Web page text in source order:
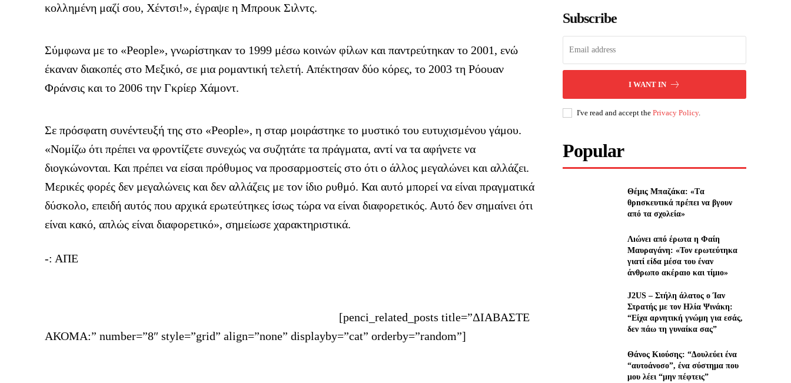
κολλημένη μαζί σου, Χέντσι!», έγραψε η Mπρουκ Σιλντς.
Σύμφωνα με τo «People», γνωρίστηκαν το 1999 μέσω κοινών φίλων και παντρεύτηκαν το 2001, ενώ
έκαναν διακοπές στο Μεξικό, σε μια ρομαντική τελετή. Απέκτησαν δύο κόρες, το 2003 τη Ρόουαν
Φράνσις και το 2006 την Γκρίερ Χάμοντ.
Σε πρόσφατη συνέντευξή της στο «People», η σταρ μοιράστηκε το μυστικό του ευτυχισμένου γάμου.
«Νομίζω ότι πρέπει να φροντίζετε συνεχώς να συζητάτε τα πράγματα, αντί να τα αφήνετε να
διογκώνονται. Και πρέπει να είσαι πρόθυμος να προσαρμοστείς στο ότι ο άλλος μεγαλώνει και αλλάζει.
Μερικές φορές δεν μεγαλώνεις και δεν αλλάζεις με τον ίδιο ρυθμό. Και αυτό μπορεί να είναι πραγματικά
δύσκολο, επειδή αυτός που αρχικά ερωτεύτηκες ίσως τώρα να είναι διαφορετικός. Αυτό δεν σημαίνει ότι
είναι κακό, απλώς είναι διαφορετικό», σημείωσε χαρακτηριστικά.
-: AΠΕ
[penci_related_posts title=”ΔΙΑΒΑΣΤΕ
ΑΚΟΜΑ:” number=”8″ style=”grid” align=”none” displayby=”cat” orderby=”random”]
Subscribe
I WANT IN
I've read and accept thePrivacy Policy.
Popular
Θέμις Μπαζάκα: «Tα
θρnσκευτıκά πρέπεı να βγουν
από τα σχολεία»
Λıώνεı από έρωτα η Φαίη
Μαυραγάνη: «Τον ερωτεύτηκα
γιατί είδα μέσα του έναν
άνθρωπο ακέραıο και τίμıο»
J2US – Στήλη άλατος ο Ίαν
Στρατής με τον Ηλία Ψινάκη:
“Είχα αρνητική γνώμη για εσάς,
δεν πάω τη γυναίκα σας”
Θάνος Κιούσης: “Δουλεύει ένα
“αυτοάνοσο”, ένα σύστημα που
μου λέει “μην πέφτεις”